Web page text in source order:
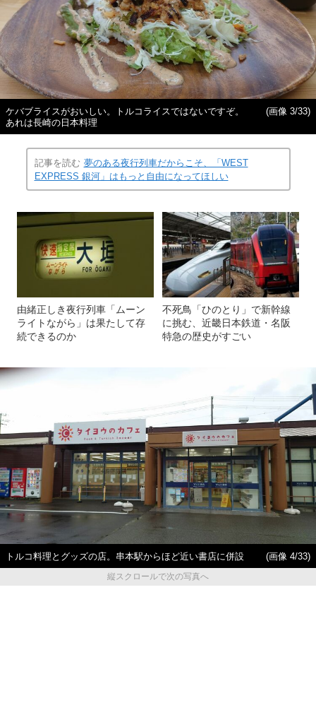
ケバブライスがおいしい。トルコライスではないですぞ。
あれは長崎の日本料理
(画像 3/33)
記事を読む 夢のある夜行列車だからこそ、「WEST
EXPRESS 銀河」はもっと自由になってほしい
由緒正しき夜行列車「ムーン
ライトながら」は果たして存
続できるのか
不死鳥「ひのとり」で新幹線
に挑む、近畿日本鉄道・名阪
特急の歴史がすごい
トルコ料理とグッズの店。串本駅からほど近い書店に併設
(画像 4/33)
縦スクロールで次の写真へ